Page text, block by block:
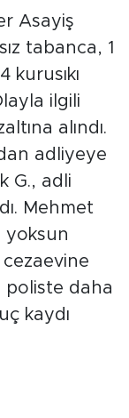
Asayiş
tabanca, 1
kurusıkı
ilgili
alındı.
adliyeye
G., adli
Mehmet
yoksun
poliste daha
kaydı